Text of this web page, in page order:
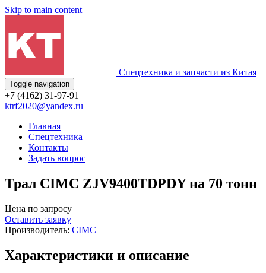
Skip to main content
Спецтехника и запчасти из Китая
Toggle navigation
+7 (4162) 31-97-91
ktrf2020@yandex.ru
Главная
Спецтехника
Контакты
Задать вопрос
Трал CIMC ZJV9400TDPDY на 70 тонн
Цена по запросу
Оставить заявку
Производитель: CIMC
Характеристики и описание